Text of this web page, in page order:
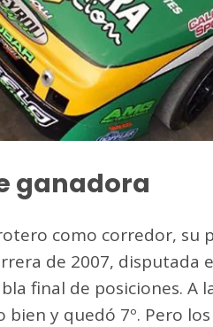
ganadora
como corredor, su
de 2007, disputada
final de posiciones.
bien y quedó 7º. Pero